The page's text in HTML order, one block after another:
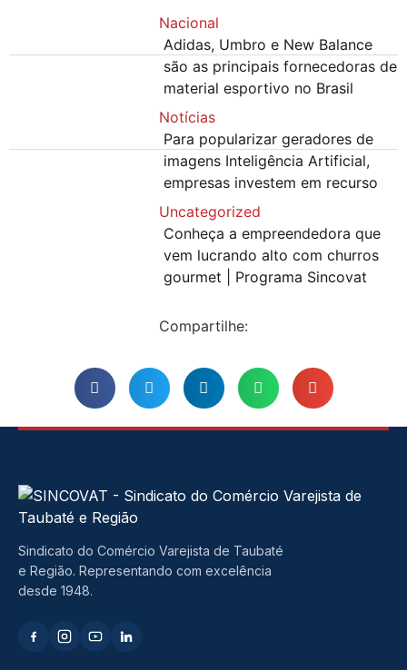
Nacional
Adidas, Umbro e New Balance
são as principais fornecedoras de
material esportivo no Brasil
Notícias
Para popularizar geradores de
imagens Inteligência Artificial,
empresas investem em recurso
Uncategorized
Conheça a empreendedora que
vem lucrando alto com churros
gourmet | Programa Sincovat
Compartilhe:
Sindicato do Comércio Varejista de Taubaté
e Região. Representando com excelência
desde 1948.